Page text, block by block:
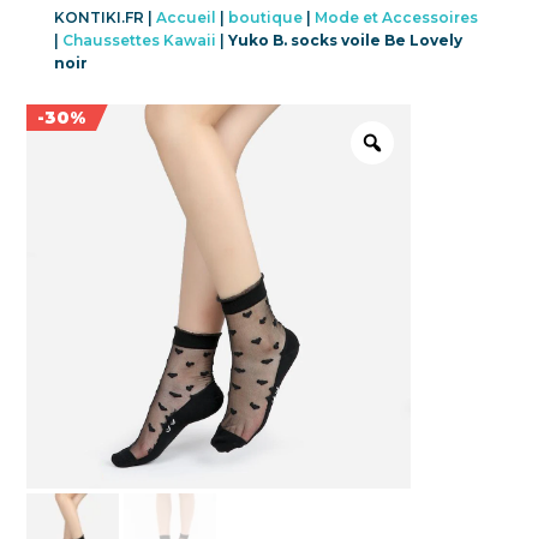
KONTIKI.FR | Accueil boutique| Mode et Accessoires
Chaussettes Kawaii
Yuko B. socks voile Be Lovely
noir
Promo !
-30%